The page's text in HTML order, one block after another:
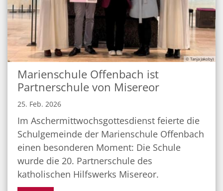
© Tanja Jakoby)
Marienschule Offenbach ist
Partnerschule von Misereor
25. Feb. 2026
Im Aschermittwochsgottesdienst feierte die
Schulgemeinde der Marienschule Offenbach
einen besonderen Moment: Die Schule
wurde die 20. Partnerschule des
katholischen Hilfswerks Misereor.